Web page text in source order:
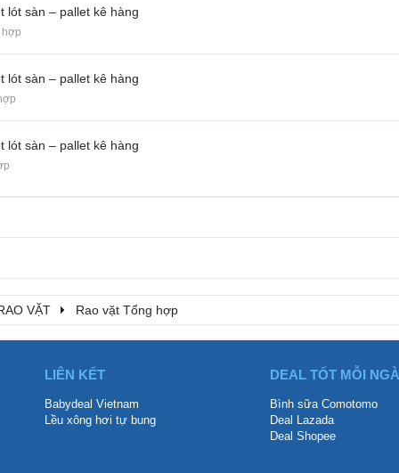
lót sàn – pallet kê hàng
hợp
lót sàn – pallet kê hàng
lót sàn – pallet kê hàng
VẶT Rao vặt Tổng hợp
LIÊN KẾT
Babydeal Vietnam
Lều xông hơi tự bung
DEAL TỐT MỖI
Bình sữa Comotomo
Deal Lazada
Deal Shopee